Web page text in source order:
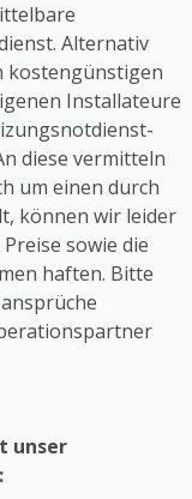
Alternativ
kostengünstigen
Installateure
diese vermitteln
um einen durch
können wir leider
sowie die
haften. Bitte
unser